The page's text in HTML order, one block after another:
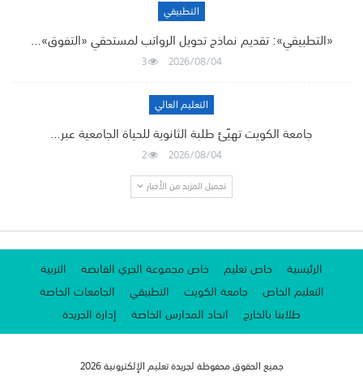
التطبيقي
«التطبيقي»: تقديم نماذج تحويل الرواتب لمستحقي «التفوق»…
2026/08/04
3
التعليم العالي
جامعة الكويت تهيّئ طلبة الثانوية للحياة الجامعية عبر…
2026/08/04
2
تحميل المزيد من الأخبار
الرئيسية خاص تعليم خاص مجموعة الجري القابضة
التربية
التعليم الخاص
جامعة الكويت التطبيقي
الجامعات الخاصة
طلابنا بالخارج
اتحاد المدارس الخاصة إدارة الجريدة
جميع الحقوق محفوظة لجريدة تعليم الإلكترونية 2026